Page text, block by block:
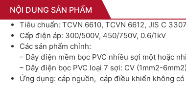
NỘI DUNG SẢN PHẨM
Tiêu chuẩn: TCVN 6610, TCVN 6612, JIS C
Cấp điện áp: 300/500V, 450/750V, 0.6/1kV
Các sản phẩm chính:
– Dây điện mềm bọc PVC nhiều sợi một hoặc
– Dây điện bọc PVC loại 7 sợi: CV (1mm2-6mm2)
Ứng dụng: cáp nguồn, cáp điều khiển không